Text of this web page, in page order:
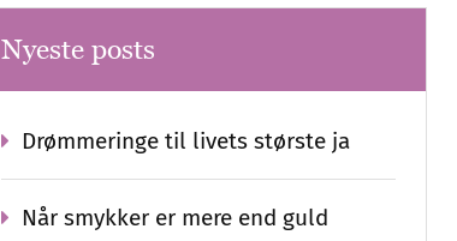
Nyeste posts
Drømmeringe til livets største ja
Når smykker er mere end guld